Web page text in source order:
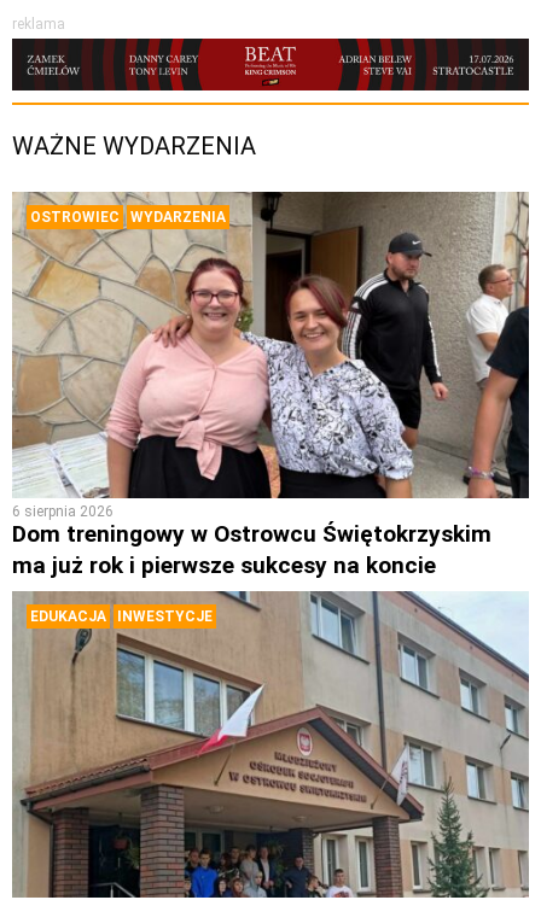
reklama
WAŻNE WYDARZENIA
OSTROWIEC WYDARZENIA
6 sierpnia 2026
Dom treningowy w Ostrowcu Świętokrzyskim
ma już rok i pierwsze sukcesy na koncie
EDUKACJA INWESTYCJE